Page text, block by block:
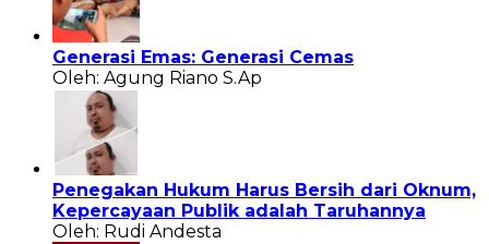
Generasi Emas: Generasi Cemas
Oleh: Agung Riano S.Ap
Penegakan Hukum Harus Bersih dari Oknum,
Kepercayaan Publik adalah Taruhannya
Oleh: Rudi Andesta